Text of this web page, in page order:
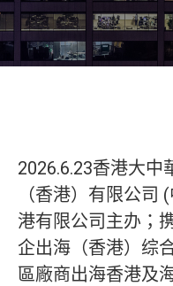
2026.6.23香港大中
（香港）有限公司
港有限公司主办；
企出海（香港）综
區廠商出海香港及